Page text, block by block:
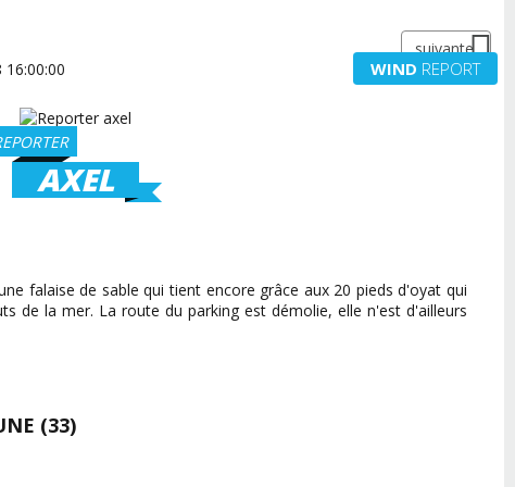
WIND REPORT
suivante
AXEL
falaise de sable qui tient encore grâce aux 20 pieds d'oyat qui
de la mer. La route du parking est démolie, elle n'est d'ailleurs
(33)